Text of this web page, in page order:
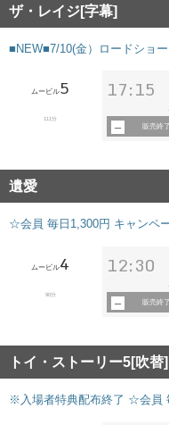
ザ・レイジ[字幕]
■NEW■7/10(金）ロードショ
ムービル5
111分
17:15
販売終了
遺愛
☆会員 毎日1,300円 キャンペ
ムービル4
90分
12:30
販売終了
トイ・ストーリー5[吹替]
※入場者特典配布終了 ☆会員